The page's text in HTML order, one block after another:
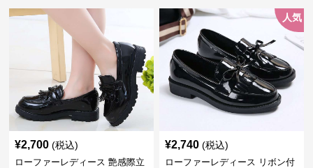
¥2,700 (税込)
ローファーレディース 艶感際立
人気
¥2,740 (税込)
ローファーレディース リボン付